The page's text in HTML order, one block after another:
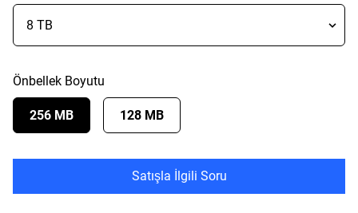
Önbellek Boyutu
256 MB 128 MB
Satışla İlgili Soru